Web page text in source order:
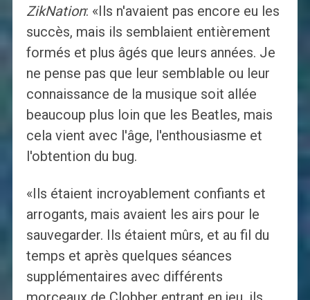
ZikNation: «Ils n'avaient pas encore eu les
succès, mais ils semblaient entièrement
formés et plus âgés que leurs années. Je
ne pense pas que leur semblable ou leur
connaissance de la musique soit allée
beaucoup plus loin que les Beatles, mais
cela vient avec l'âge, l'enthousiasme et
l'obtention du bug.
«Ils étaient incroyablement confiants et
arrogants, mais avaient les airs pour le
sauvegarder. Ils étaient mûrs, et au fil du
temps et après quelques séances
supplémentaires avec différents